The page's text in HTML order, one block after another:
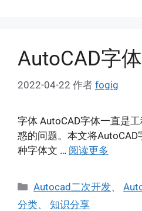
AutoCAD字
2022-04-22 作者 fogig
字体 AutoCAD字体一直是
惑的问题。本文将
种字体文 … 阅读更多
分
类
Autocad二次开发、
分类、 知识分享